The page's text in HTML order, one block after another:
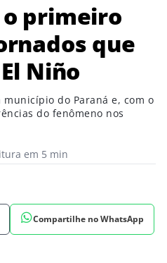
primeiro
que
Niño
do Paraná e, com o
do fenômeno nos
em 5 min
Compartilhe no WhatsApp